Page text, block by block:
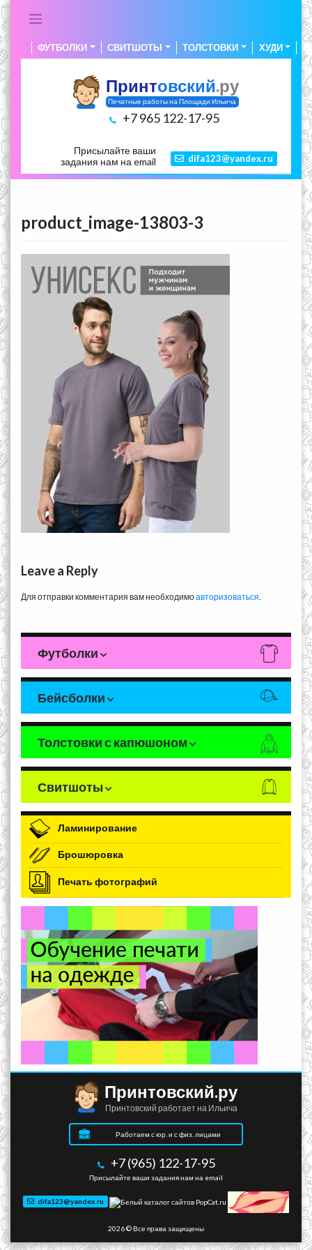
ФУТБОЛКИ СВИТШОТЫ ТОЛСТОВКИ ХУДИ
Принтовский.ру
Печатные работы на Площади Ильича
+7 965 122-17-95
Присылайте ваши
задания нам на email
difa123@yandex.ru
product_image-13803-3
Leave a Reply
Для отправки комментария вам необходимоавторизоваться
Футболки
Бейсболки
Толстовки с капюшоном
Свитшоты
Ламинирование
Брошюровка
Печать фотографий
Принтовский.ру
Принтовский работает на Ильича
Работаем с юр. и с физ. лицами
+7 (965) 122-17-95
Присылайте ваши задания нам на email
difa123@yandex.ru
2026 © Все права защищены